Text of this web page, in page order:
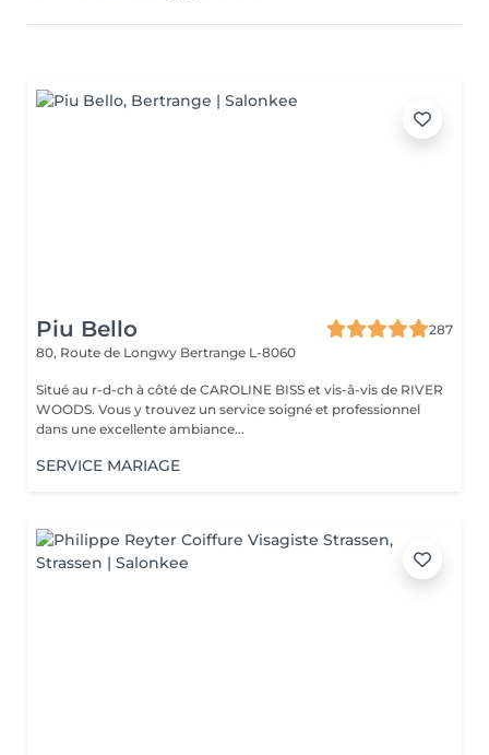
Piu Bello
287
80, Route de Longwy Bertrange L-8060
Situé au r-d-ch à côté de CAROLINE BISS et vis-â-vis de RIVER
WOODS. Vous y trouvez un service soigné et professionnel
dans une excellente ambiance...
SERVICE MARIAGE